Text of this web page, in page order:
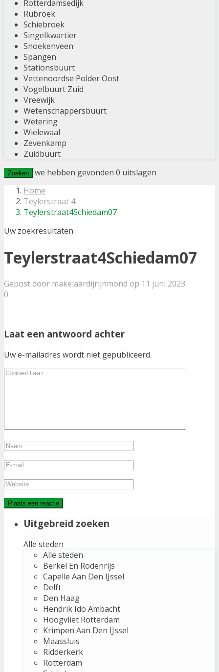
Rotterdamsedijk
Rubroek
Schiebroek
Singelkwartier
Snoekenveen
Spangen
Stationsbuurt
Vettenoordse Polder Oost
Vogelbuurt Zuid
Vreewijk
Wetenschappersbuurt
Wetering
Wielewaal
Zevenkamp
Zuidbuurt
Zoeken we hebben gevonden 0 uitslagen
Home
Teylerstraat 4
Teylerstraat4Schiedam07
Uw zoekresultaten
Teylerstraat4Schiedam07
Gepost door makelaardijrijnmond op 11 juni 2023
0
Laat een antwoord achter
Uw e-mailadres wordt niet gepubliceerd.
Uitgebreid zoeken
Alle steden
Alle steden
Berkel En Rodenrijs
Capelle Aan Den IJssel
Delft
Den Haag
Hendrik Ido Ambacht
Hoogvliet Rotterdam
Krimpen Aan Den IJssel
Maassluis
Ridderkerk
Rotterdam